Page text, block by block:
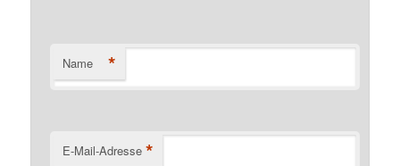
Name *
E-Mail-Adresse *